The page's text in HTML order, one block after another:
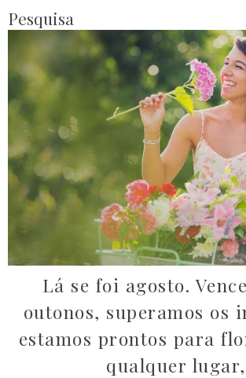
Pesquisa
Lá se foi agosto.
outonos, superamos os
estamos prontos para
qualquer lugar,